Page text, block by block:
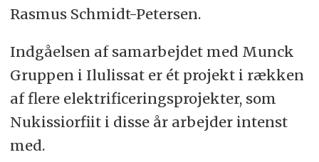
Rasmus Schmidt-Petersen.
Indgåelsen af samarbejdet med Munck
Gruppen i Ilulissat er ét projekt i rækken
af flere elektrificeringsprojekter, som
Nukissiorfiit i disse år arbejder intenst
med.